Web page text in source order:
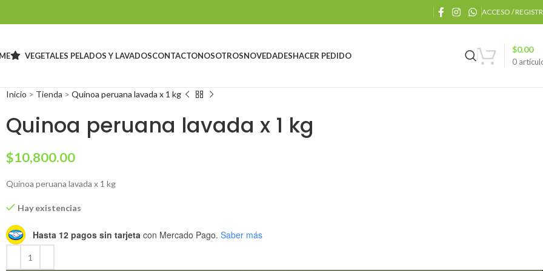
ACCESO /
VEGETALES PELADOS Y LAVADOSCONTACTONOSOTROSNOVEDADESHACER PEDIDO
0
$0.00
Inicio > Tienda > Quinoa peruana lavada x 1 kg
Quinoa peruana lavada x 1 kg
$10,800.00
Quinoa peruana lavada x 1 kg
Hay existencias
Hasta 12 pagos sin tarjeta con Mercado Pago. Saber más